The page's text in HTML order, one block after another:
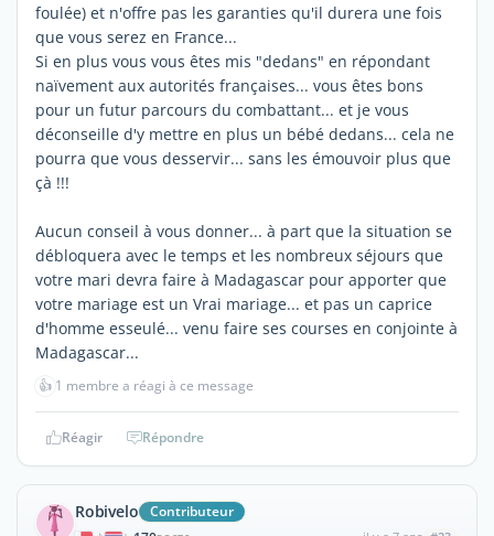
foulée) et n'offre pas les garanties qu'il durera une fois
que vous serez en France...
Si en plus vous vous êtes mis "dedans" en répondant
naïvement aux autorités françaises... vous êtes bons
pour un futur parcours du combattant... et je vous
déconseille d'y mettre en plus un bébé dedans... cela ne
pourra que vous desservir... sans les émouvoir plus que
çà !!!
Aucun conseil à vous donner... à part que la situation se
débloquera avec le temps et les nombreux séjours que
votre mari devra faire à Madagascar pour apporter que
votre mariage est un Vrai mariage... et pas un caprice
d'homme esseulé... venu faire ses courses en conjointe à
Madagascar...
👍 1 membre a réagi à ce message
Réagir Répondre
Robivelo Contributeur